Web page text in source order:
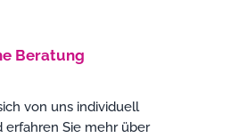
Beratung
von uns individuell
erfahren Sie mehr über